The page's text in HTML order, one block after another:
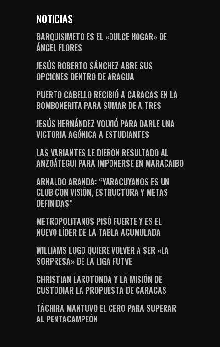
NOTICIAS
BARQUISIMETO ES EL «DULCE HOGAR» DE
ÁNGEL FLORES
JESÚS ROBERTO SÁNCHEZ ABRE SUS
OPCIONES DENTRO DE ARAGUA
PUERTO CABELLO RECIBIÓ A CARACAS EN LA
BOMBONERITA PARA SUMAR DE A TRES
JESÚS HERNÁNDEZ VOLVIÓ PARA DARLE UNA
VICTORIA AGÓNICA A ESTUDIANTES
LAS VARIANTES LE DIERON RESULTADO AL
ANZOÁTEGUI PARA IMPONERSE EN MARACAIBO
ARNALDO ARANDA: “YARACUYANOS ES UN
CLUB CON VISIÓN, ESTRUCTURA Y METAS
DEFINIDAS”
METROPOLITANOS PISÓ FUERTE Y ES EL
NUEVO LÍDER DE LA TABLA ACUMULADA
WILLIAMS LUGO QUIERE VOLVER A SER «LA
SORPRESA» DE LA LIGA FUTVE
CHRISTIAN LAROTONDA Y LA MISIÓN DE
CUSTODIAR LA PROPUESTA DE CARACAS
TÁCHIRA MANTUVO EL CERO PARA SUPERAR
AL PENTACAMPEÓN